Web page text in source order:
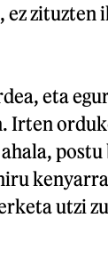
zituzten
eta
Irten
postu
utzi